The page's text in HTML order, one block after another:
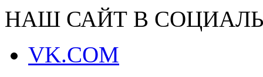
НАШ САЙТ В
VK.COM